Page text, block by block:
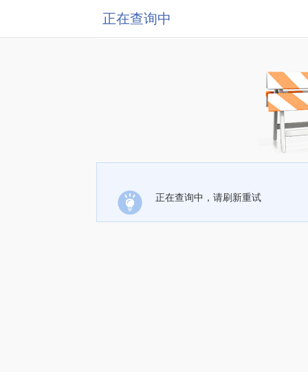
正在查询中
正在查询中，请刷新重试